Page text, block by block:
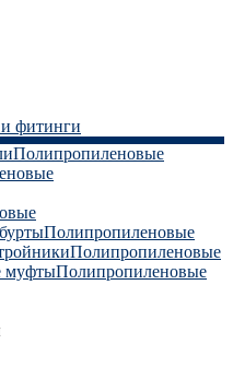
фитинги
Полипропиленовые
Полипропиленовые
Полипропиленовые
муфтыПолипропиленовые